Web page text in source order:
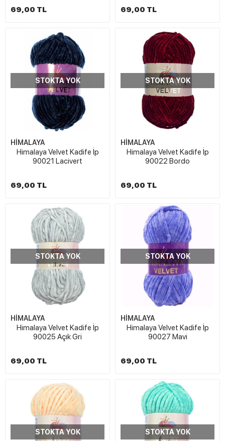
69,00 TL 69,00 TL
STOKTA YOK
HİMALAYA
Himalaya Velvet Kadife İp
90021 Lacivert
69,00 TL
STOKTA YOK
HİMALAYA
Himalaya Velvet Kadife İp
90022 Bordo
69,00 TL
STOKTA YOK
HİMALAYA
Himalaya Velvet Kadife İp
90025 Açık Gri
69,00 TL
STOKTA YOK
HİMALAYA
Himalaya Velvet Kadife İp
90027 Mavi
69,00 TL
STOKTA YOK STOKTA YOK